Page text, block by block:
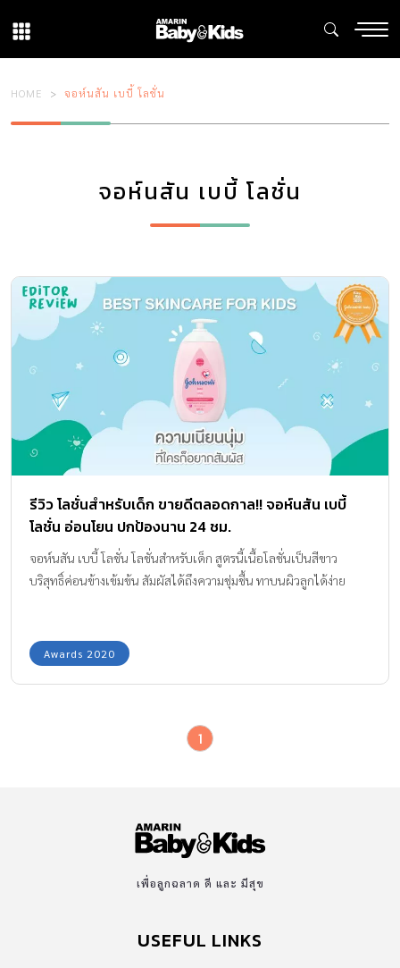
HOME จอห์นสัน เบบี้ โลชั่น
จอห์นสัน เบบี้ โลชั่น
รีวิว โลชั่นสำหรับเด็ก ขายดีตลอดกาล!! จอห์นสัน เบบี้
โลชั่น อ่อนโยน ปกป้องนาน 24 ชม.
จอห์นสัน เบบี้ โลชั่น โลชั่นสำหรับเด็ก สูตรนี้เนื้อโลชั่นเป็นสีขาว
บริสุทธิ์ค่อนข้างเข้มข้น สัมผัสได้ถึงความชุ่มชื้น ทาบนผิวลูกได้ง่าย
Awards 2020
1
เพื่อลูกฉลาด ดี และ มีสุข
USEFUL LINKS